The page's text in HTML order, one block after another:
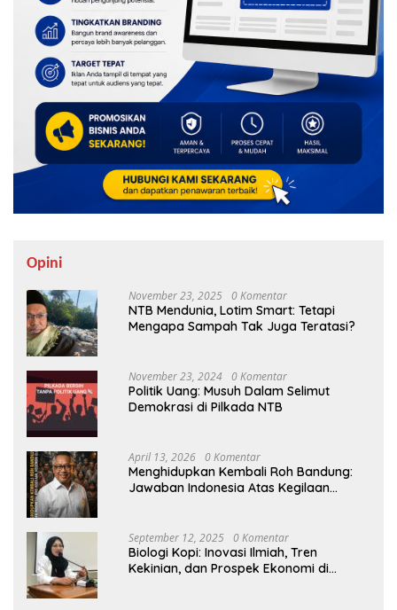
Opini
November 23, 2025 0 Komentar
NTB Mendunia, Lotim Smart: Tetapi
Mengapa Sampah Tak Juga Teratasi?
November 23, 2024 0 Komentar
Politik Uang: Musuh Dalam Selimut
Demokrasi di Pilkada NTB
April 13, 2026 0 Komentar
Menghidupkan Kembali Roh Bandung:
Jawaban Indonesia Atas Kegilaan
September 12, 2025 0 Komentar
Biologi Kopi: Inovasi Ilmiah, Tren
Kekinian, dan Prospek Ekonomi di